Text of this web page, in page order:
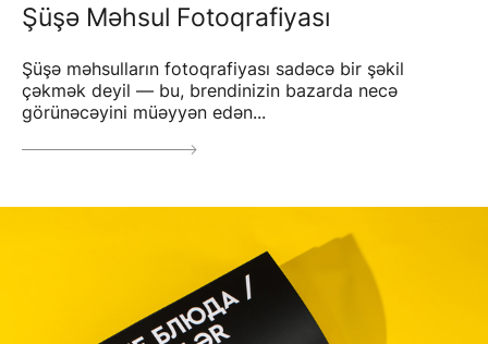
Şüşə Məhsul Fotoqrafiyası
Şüşə məhsulların fotoqrafiyası sadəcə bir şəkil
çəkmək deyil — bu, brendinizin bazarda necə
görünəcəyini müəyyən edən...